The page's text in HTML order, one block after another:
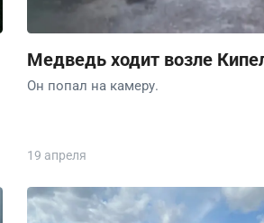
Медведь ходит возле
Он попал на камеру.
19 апреля